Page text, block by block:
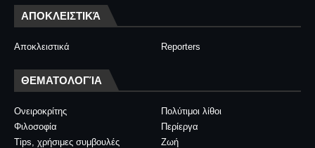
ΑΠΟΚΛΕΙΣΤΙΚΆ
Αποκλειστικά Reporters
ΘΕΜΑΤΟΛΟΓΊΑ
Ονειροκρίτης
Πολύτιμοι λίθοι
Φιλοσοφία
Περίεργα
Tips, χρήσιμες συμβουλές
Ζωή